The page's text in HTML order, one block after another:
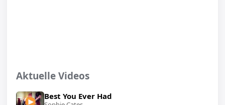
Aktuelle Videos
Best You Ever Had